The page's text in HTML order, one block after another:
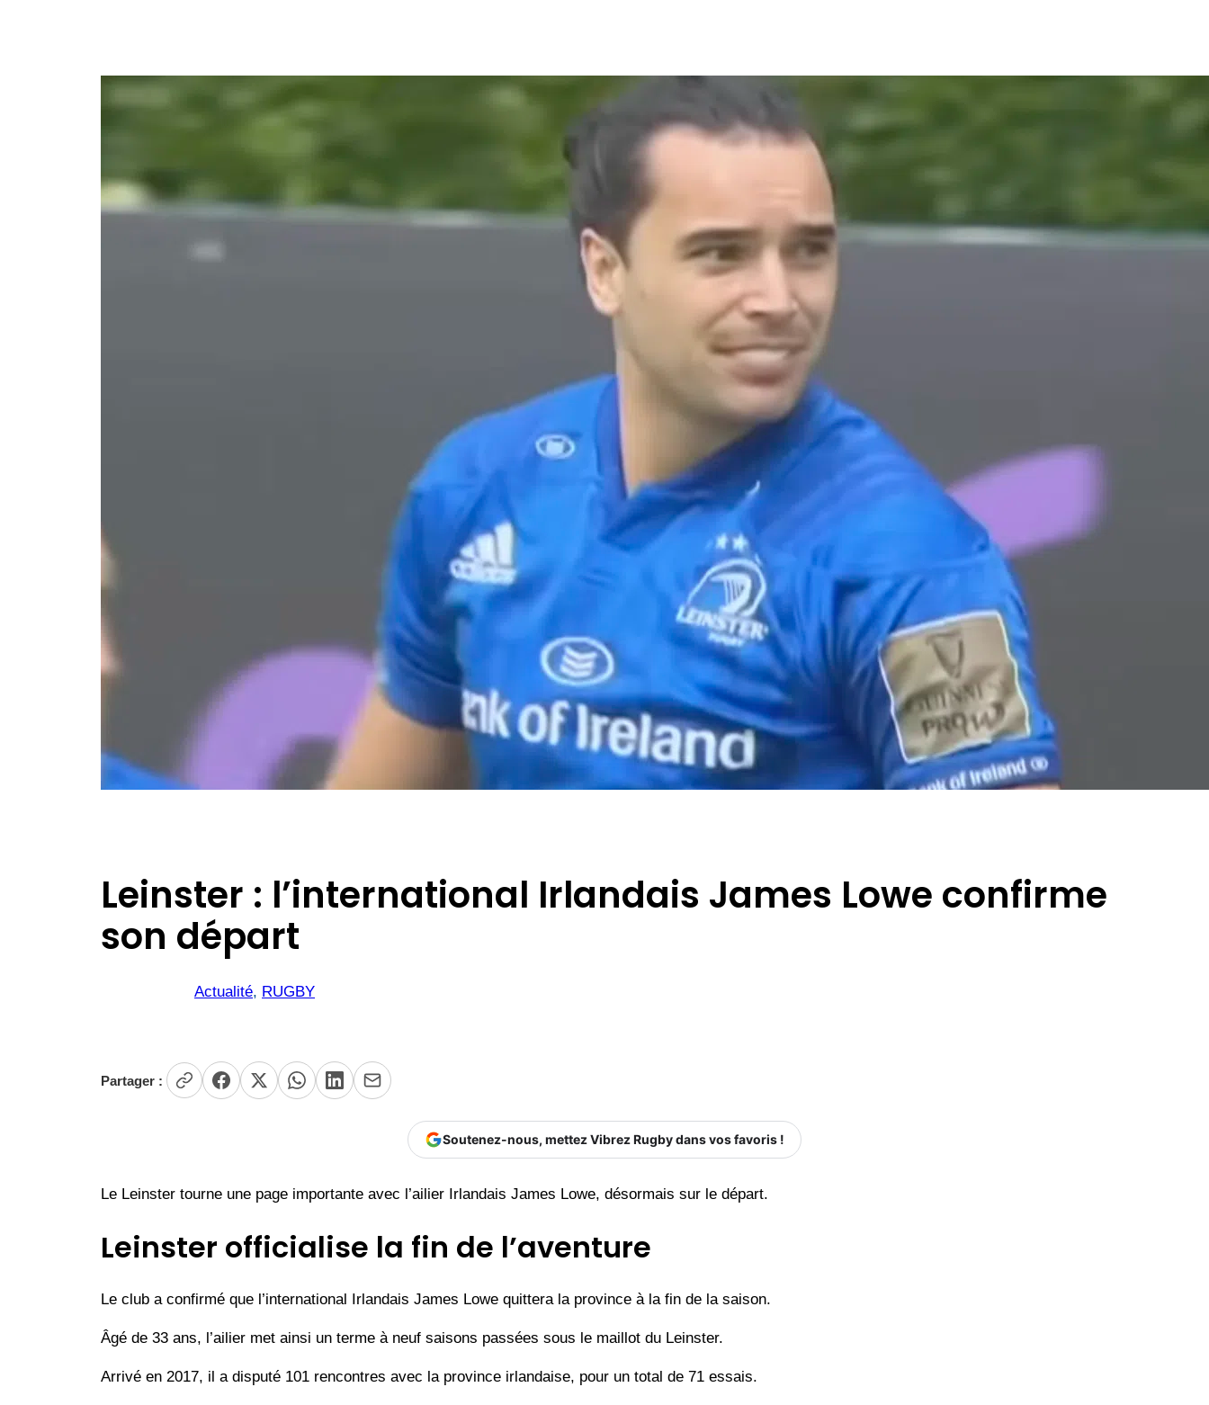
Leinster : l’international Irlandais James Lowe confirme
son départ
Actualité, RUGBY
Partager :
Soutenez-nous, mettez Vibrez Rugby dans vos favoris !
Le Leinster tourne une page importante avec l’ailier Irlandais James Lowe, désormais sur le départ.
Leinster officialise la fin de l’aventure
Le club a confirmé que l’international Irlandais James Lowe quittera la province à la fin de la saison.
Âgé de 33 ans, l’ailier met ainsi un terme à neuf saisons passées sous le maillot du Leinster.
Arrivé en 2017, il a disputé 101 rencontres avec la province irlandaise, pour un total de 71 essais.